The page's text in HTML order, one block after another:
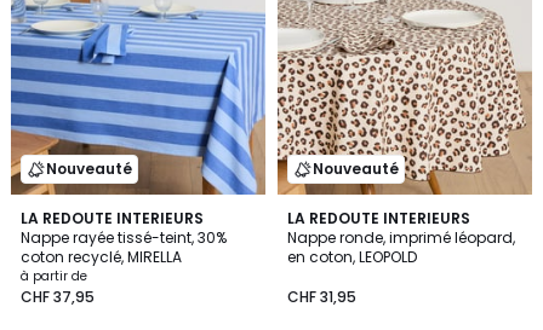
Nouveauté
LA REDOUTE INTERIEURS
Nappe rayée tissé-teint, 30%
coton recyclé, MIRELLA
à partir de
CHF 37,95
2
Couleurs
Nouveauté
LA REDOUTE INTERIEURS
Nappe ronde, imprimé léopard,
en coton, LEOPOLD
CHF 31,95